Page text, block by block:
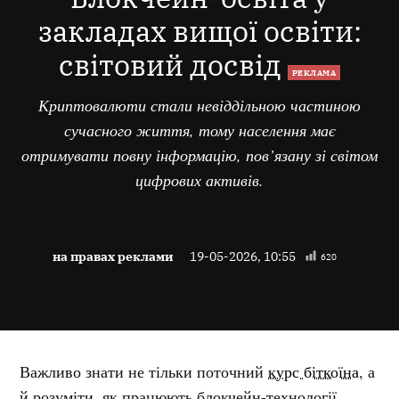
закладах вищої освіти:
світовий досвід
РЕКЛАМА
Криптовалюти стали невіддільною частиною
сучасного життя, тому населення має
отримувати повну інформацію, пов’язану зі світом
цифрових активів.
на правах реклами 19-05-2026, 10:55 620
Важливо знати не тільки поточнийкурс біткоїна, а